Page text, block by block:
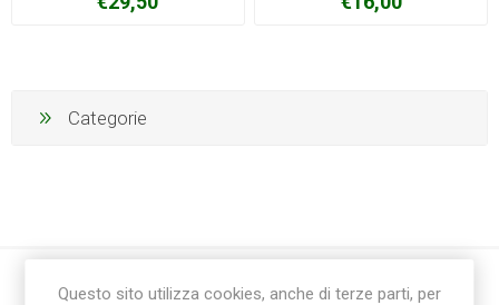
Categorie
Questo sito utilizza cookies, anche di terze parti, per